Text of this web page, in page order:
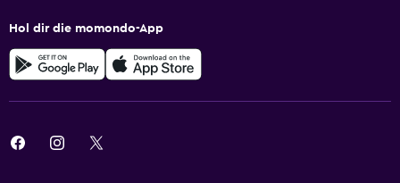
Hol dir die momondo-App